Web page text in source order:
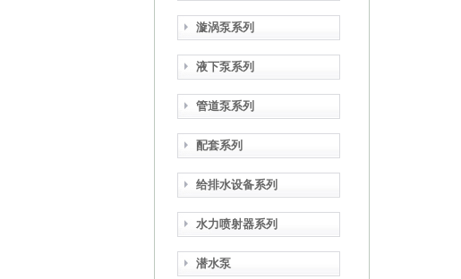
漩涡泵系列
液下泵系列
管道泵系列
配套系列
给排水设备系列
水力喷射器系列
潜水泵